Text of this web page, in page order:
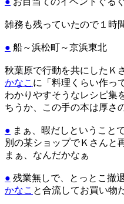
雑務も残っていたので１時
● 船～浜松町～京浜東北
秋葉原で行動を共にしたＫ
かなこ に「料理くらい作っ
わかりやすそうなレシピ集
ちうか、この手の本は厚さ
● まぁ、暇だしということ
別の某ショップでＫさんと
まぁ、なんだかなぁ
● 残業無しで、とっとこ撤退
かなこ と合流してお買い物